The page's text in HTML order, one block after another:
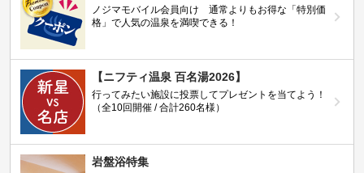
ノジマモバイル会員向け 通常よりもお得な「特別価
格」で人気の温泉を満喫できる！
【ニフティ温泉 百名湯2026】
行ってみたい施設に投票してプレゼントを当てよう！
（全10回開催 / 合計260名様）
岩盤浴特集